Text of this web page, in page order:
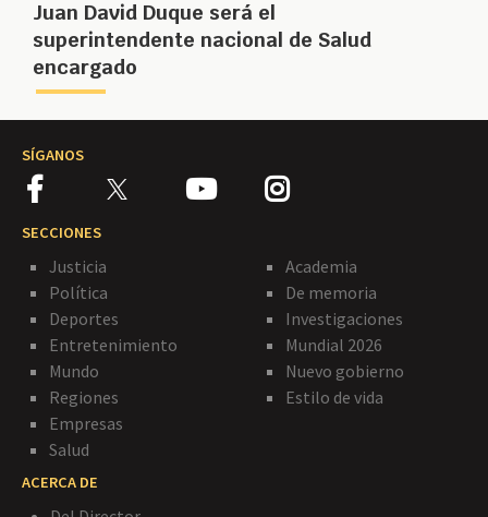
Juan David Duque será el
superintendente nacional de Salud
encargado
SÍGANOS
SECCIONES
Justicia
Política
Deportes
Entretenimiento
Mundo
Regiones
Empresas
Salud
Academia
De memoria
Investigaciones
Mundial 2026
Nuevo gobierno
Estilo de vida
ACERCA DE